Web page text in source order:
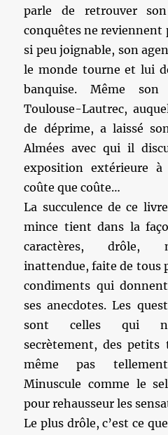
parle de retrouver
conquêtes ne reviennent
si peu joignable, son
le monde tourne et lui
banquise. Même son
Toulouse-Lautrec,
de déprime, a laissé
Almées avec qui il
exposition extérieure
coûte que coûte…
La succulence de ce
mince tient dans la
caractères, drôle,
inattendue, faite de tous
condiments qui
ses anecdotes. Les
sont celles qui
secrètement, des petits
même pas
Minuscule comme le
pour rehausseur les
Le plus drôle, c’est ce